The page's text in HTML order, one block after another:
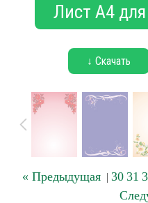
Лист А4
↓ Скачать
« Предыдущая| 30 31